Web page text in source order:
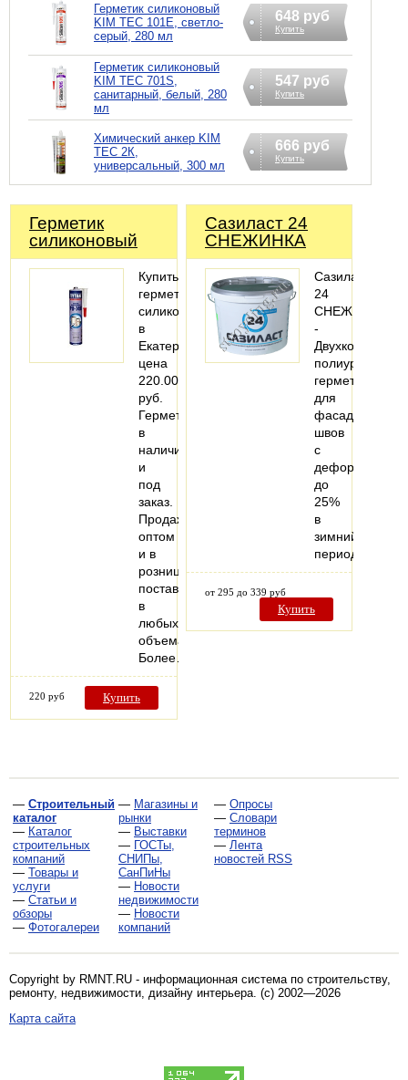
Герметик силиконовый
KIM TEC 101Е, светло-
серый, 280 мл
648 руб
Купить
Герметик силиконовый
KIM TEC 701S,
санитарный, белый, 280
мл
547 руб
Купить
Химический анкер KIM
TEC 2К,
универсальный, 300 мл
666 руб
Купить
Герметик
силиконовый
Купить
герметик
силиконовый
в
Екатеринбурге,
цена
220.00
руб.
Герметик
в
наличии
и
под
заказ.
Продажа
оптом
и в
розницу,
поставки
в
любых
объемах.
Более…
220 руб Купить
Сазиласт 24
СНЕЖИНКА
Сазиласт
24
СНЕЖИНКА
-
герметик
для
фасадных
швов
с
деформацией
до
25%
в
зимний
период.
от 295 до 339 руб
Купить
— Строительный
каталог
— Каталог
строительных
компаний
— Товары и
услуги
— Статьи и
обзоры
— Фотогалереи
— Магазины и
рынки
— Выставки
— ГОСТы,
СНИПы,
СанПиНы
— Новости
недвижимости
— Новости
компаний
— Опросы
— Словари
терминов
— Лента
новостей RSS
Copyright by RMNT.RU - информационная система по строительству,
ремонту, недвижимости, дизайну интерьера . (c) 2002—2026
Карта сайта